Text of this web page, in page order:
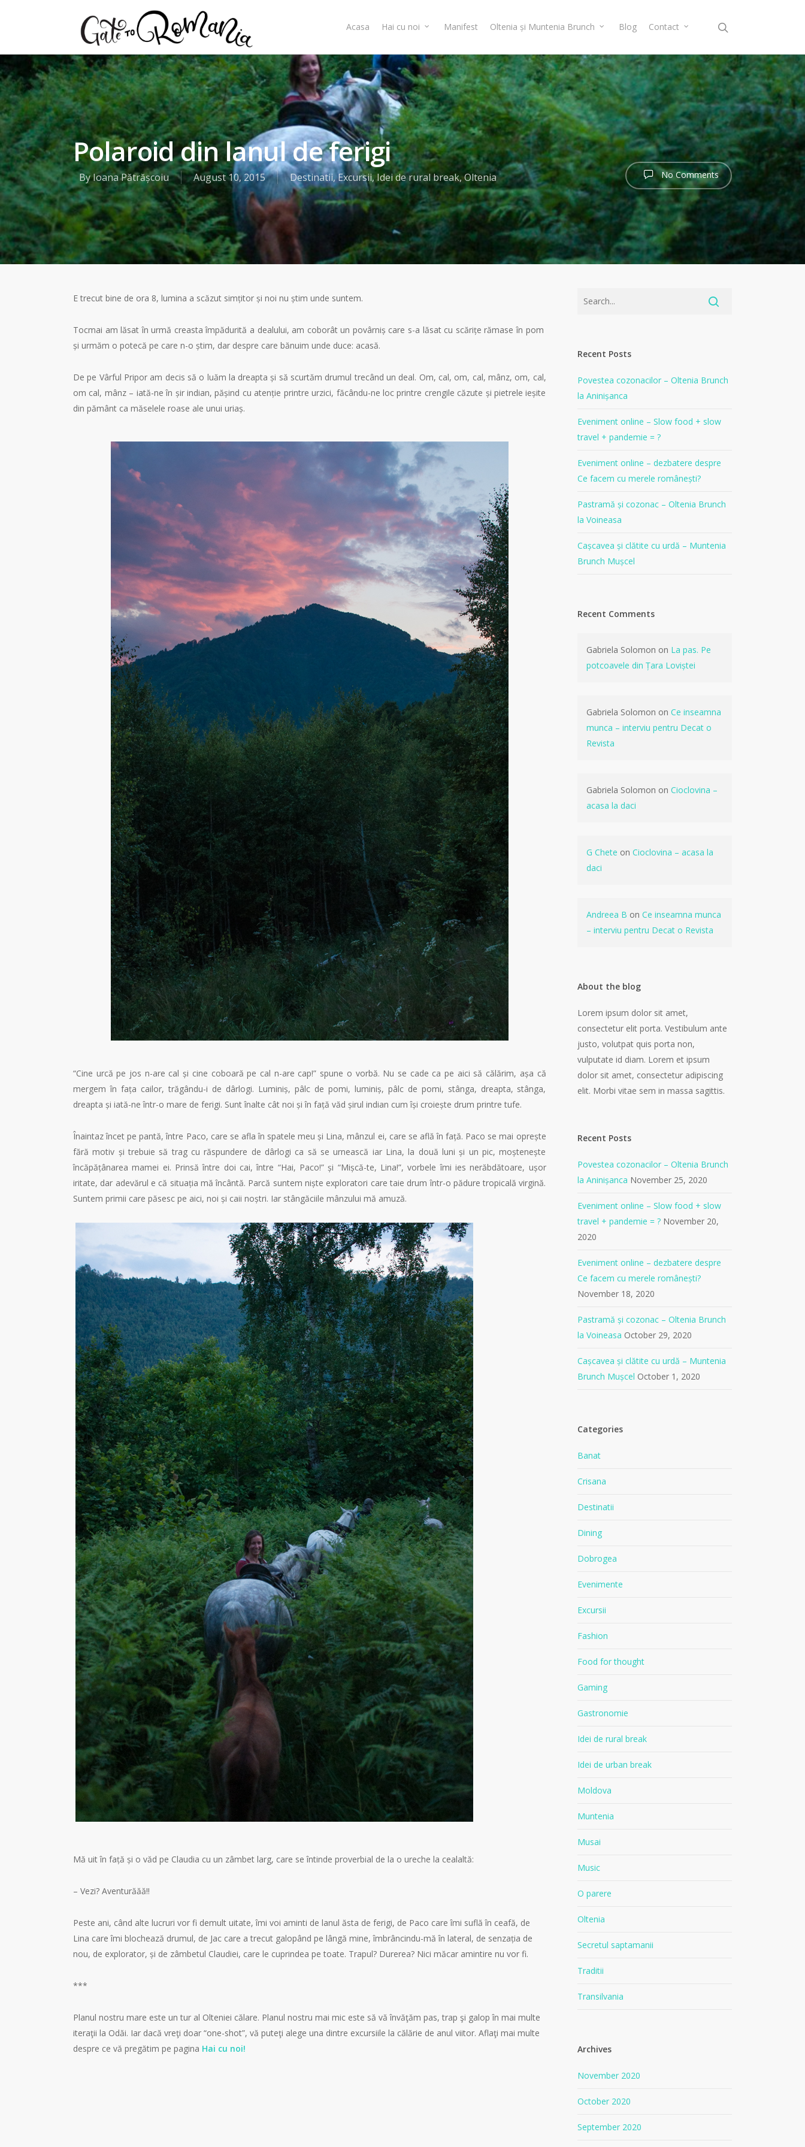
Acasa Hai cu noi Manifest Oltenia și Muntenia Brunch Blog Contact
Polaroid din lanul de ferigi
ByIoana Pătrășcoiu August 10, 2015 Destinatii,Excursii,Idei de rural break,Oltenia No Comments
E trecut bine de ora 8, lumina a scăzut simțitor și noi nu știm unde suntem.
Tocmai am lăsat în urmă creasta împădurită a dealului, am coborât un povârniș care s-a lăsat cu scărițe rămase în pom
și urmăm o potecă pe care n-o știm, dar despre care bănuim unde duce: acasă.
De pe Vârful Pripor am decis să o luăm la dreapta și să scurtăm drumul trecând un deal. Om, cal, om, cal, mânz, om, cal,
om cal, mânz – iată-ne în șir indian, pășind cu atenție printre urzici, făcându-ne loc printre crengile căzute și pietrele ieșite
din pământ ca măselele roase ale unui uriaș.
“Cine urcă pe jos n-are cal și cine coboară pe cal n-are cap!” spune o vorbă. Nu se cade ca pe aici să călărim, așa că
mergem în fața cailor, trăgându-i de dârlogi. Luminiș, pâlc de pomi, luminiș, pâlc de pomi, stânga, dreapta, stânga,
dreapta și iată-ne într-o mare de ferigi. Sunt înalte cât noi și în față văd șirul indian cum își croiește drum printre tufe.
Înaintaz încet pe pantă, între Paco, care se afla în spatele meu și Lina, mânzul ei, care se află în față. Paco se mai oprește
fără motiv și trebuie să trag cu răspundere de dârlogi ca să se urnească iar Lina, la două luni și un pic, moștenește
încăpățânarea mamei ei. Prinsă între doi cai, între “Hai, Paco!” și “Mișcă-te, Lina!”, vorbele îmi ies nerăbdătoare, ușor
iritate, dar adevărul e că situația mă încântă. Parcă suntem niște exploratori care taie drum într-o pădure tropicală virgină.
Suntem primii care păsesc pe aici, noi și caii noștri. Iar stângăciile mânzului mă amuză.
Mă uit în față și o văd pe Claudia cu un zâmbet larg, care se întinde proverbial de la o ureche la cealaltă:
– Vezi? Aventurăăă!!
Peste ani, când alte lucruri vor fi demult uitate, îmi voi aminti de lanul ăsta de ferigi, de Paco care îmi suflă în ceafă, de
Lina care îmi blochează drumul, de Jac care a trecut galopând pe lângă mine, îmbrâncindu-mă în lateral, de senzația de
nou, de explorator, și de zâmbetul Claudiei, care le cuprindea pe toate. Trapul? Durerea? Nici măcar amintire nu vor fi.
***
Planul nostru mare este un tur al Olteniei călare. Planul nostru mai mic este să vă învăţăm pas, trap şi galop în mai multe
iteraţii la Odăi. Iar dacă vreţi doar “one-shot”, vă puteţi alege una dintre excursiile la călărie de anul viitor. Aflaţi mai multe
despre ce vă pregătim pe pagina Hai cu noi!
Recent Posts
Povestea cozonacilor – Oltenia Brunch
la Aninișanca
Eveniment online – Slow food + slow
travel + pandemie = ?
Eveniment online – dezbatere despre
Ce facem cu merele românești?
Pastramă și cozonac – Oltenia Brunch
la Voineasa
Cașcavea și clătite cu urdă – Muntenia
Brunch Mușcel
Recent Comments
Gabriela Solomon on La pas. Pe
potcoavele din Țara Loviștei
Gabriela Solomon on Ce inseamna
munca – interviu pentru Decat o
Revista
Gabriela Solomon on Cioclovina –
acasa la daci
G Chete on Cioclovina – acasa la
daci
Andreea B on Ce inseamna munca
– interviu pentru Decat o Revista
About the blog
Lorem ipsum dolor sit amet,
consectetur elit porta. Vestibulum ante
justo, volutpat quis porta non,
vulputate id diam. Lorem et ipsum
dolor sit amet, consectetur adipiscing
elit. Morbi vitae sem in massa sagittis.
Recent Posts
Povestea cozonacilor – Oltenia Brunch
la Aninișanca November 25, 2020
Eveniment online – Slow food + slow
travel + pandemie = ? November 20,
2020
Eveniment online – dezbatere despre
Ce facem cu merele românești?
November 18, 2020
Pastramă și cozonac – Oltenia Brunch
la Voineasa October 29, 2020
Cașcavea și clătite cu urdă – Muntenia
Brunch Mușcel October 1, 2020
Categories
Banat
Crisana
Destinatii
Dining
Dobrogea
Evenimente
Excursii
Fashion
Food for thought
Gaming
Gastronomie
Idei de rural break
Idei de urban break
Moldova
Muntenia
Musai
Music
O parere
Oltenia
Secretul saptamanii
Traditii
Transilvania
Archives
November 2020
October 2020
September 2020